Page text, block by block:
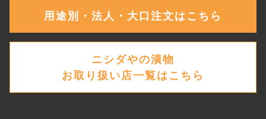
用途別・法人・大口注文はこちら
ニシダやの漬物
お取り扱い店一覧はこちら